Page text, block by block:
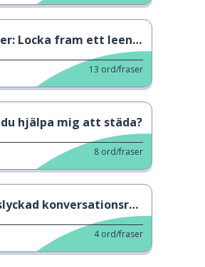
Locka fram ett leende 2
13 ord/fraser
du hjälpa mig att städa?
8 ord/fraser
konversationsreplik
4 ord/fraser